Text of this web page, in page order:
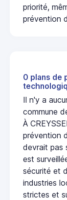
priorité,
prévention
0 plans de
Il n'y a
commune
À
prévention
devrait pas
est
sécurité et
industries
strictes et